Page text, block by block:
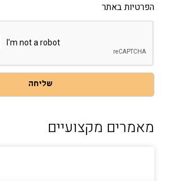
הפרטים
שמסרתי
באתר
הפרטיות באתר
שליחה
מאמרים מקצועיים